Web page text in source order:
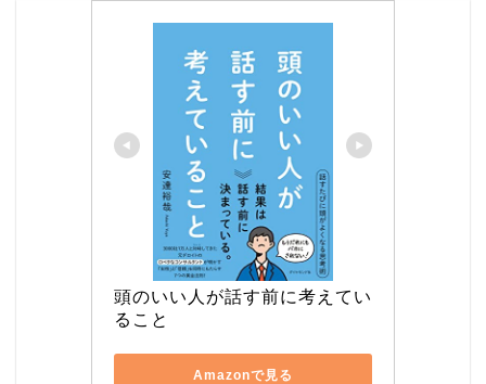
頭のいい人が話す前に考えてい
ること
Amazonで見る